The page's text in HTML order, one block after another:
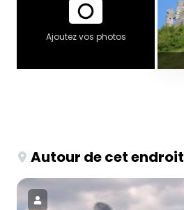
Ajoutez vos photos
Autour de cet endroit